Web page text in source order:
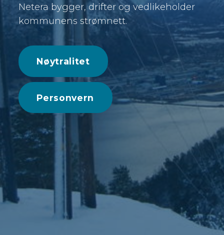
Netera bygger, drifter og vedlikeholder
kommunens strømnett.
Nøytralitet
Personvern